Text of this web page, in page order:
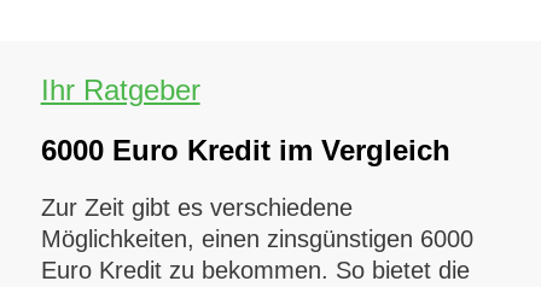
Ihr Ratgeber
6000 Euro Kredit im Vergleich
Zur Zeit gibt es verschiedene
Möglichkeiten, einen zinsgünstigen 6000
Euro Kredit zu bekommen. So bietet die